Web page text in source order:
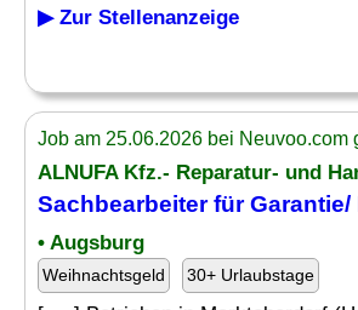
▶ Zur Stellenanzeige
Job am 25.06.2026 bei Neuvoo.com
ALNUFA Kfz.- Reparatur- und
Sachbearbeiter fürGarantie/
• Augsburg
Weihnachtsgeld 30+ Urlaubstage